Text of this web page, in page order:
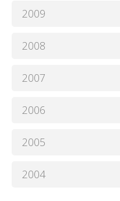
2009
2008
2007
2006
2005
2004